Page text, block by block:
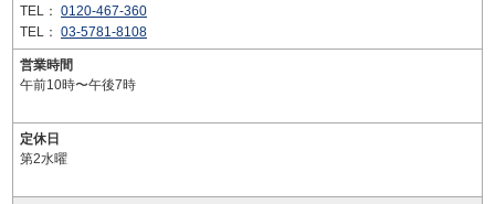
TEL： 0120-467-360
TEL： 03-5781-8108
営業時間
午前10時〜午後7時
定休日
第2水曜